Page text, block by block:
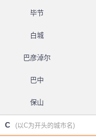
毕节
白城
巴彦淖尔
巴中
保山
C (以C为开头的城市名)